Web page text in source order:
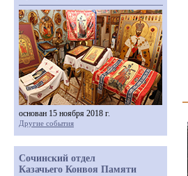
основан 15 ноября 2018 г.
Другие события
Сочинский отдел
Казачьего Конвоя Памяти